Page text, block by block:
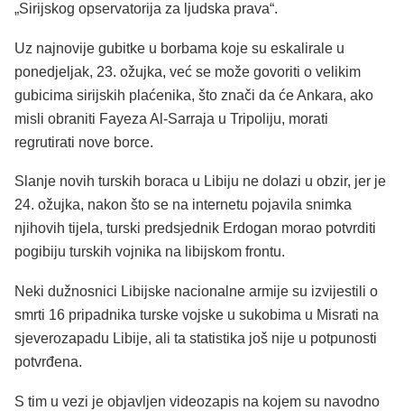
„Sirijskog opservatorija za ljudska prava“.
Uz najnovije gubitke u borbama koje su eskalirale u
ponedjeljak, 23. ožujka, već se može govoriti o velikim
gubicima sirijskih plaćenika, što znači da će Ankara, ako
misli obraniti Fayeza Al-Sarraja u Tripoliju, morati
regrutirati nove borce.
Slanje novih turskih boraca u Libiju ne dolazi u obzir, jer je
24. ožujka, nakon što se na internetu pojavila snimka
njihovih tijela, turski predsjednik Erdogan morao potvrditi
pogibiju turskih vojnika na libijskom frontu.
Neki dužnosnici Libijske nacionalne armije su izvijestili o
smrti 16 pripadnika turske vojske u sukobima u Misrati na
sjeverozapadu Libije, ali ta statistika još nije u potpunosti
potvrđena.
S tim u vezi je objavljen videozapis na kojem su navodno